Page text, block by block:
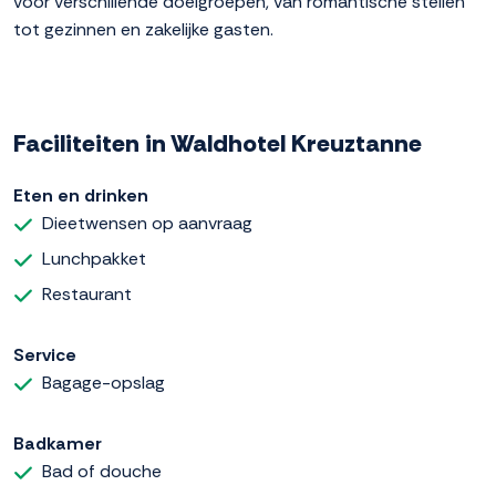
tot gezinnen en zakelijke gasten.
Faciliteiten in Waldhotel Kreuztanne
Eten en drinken
Dieetwensen op aanvraag
Lunchpakket
Restaurant
Service
Bagage-opslag
Badkamer
Bad of douche